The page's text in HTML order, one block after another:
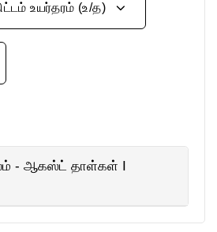
உயர்தரம் (உ/த)
- ஆகஸ்ட் தாள்கள் I